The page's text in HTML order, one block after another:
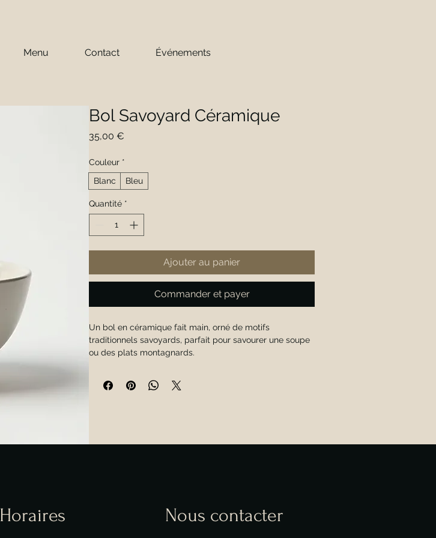
Menu Contact Événements
Bol Savoyard Céramique
35,00 €
Couleur *
Blanc
Bleu
Quantité *
Ajouter au panier
Commander et payer
Un bol en céramique fait main, orné de motifs
traditionnels savoyards, parfait pour savourer une soupe
ou des plats montagnards.
Horaires Nous contacter